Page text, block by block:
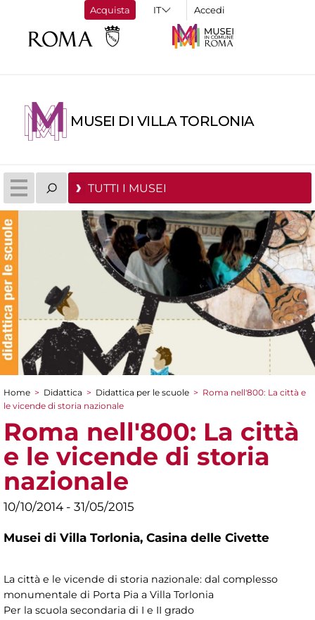
Acquista Accedi
MUSEI DI VILLA TORLONIA
TUTTI I MUSEI
Tu sei qui
Home > Didattica > Didattica per le scuole > Roma nell'800: La città e
le vicende di storia nazionale
Roma nell'800: La città
e le vicende di storia
nazionale
10/10/2014 - 31/05/2015
Musei di Villa Torlonia, Casina delle Civette
La città e le vicende di storia nazionale: dal complesso
monumentale di Porta Pia a Villa Torlonia
Per la scuola secondaria di I e II grado